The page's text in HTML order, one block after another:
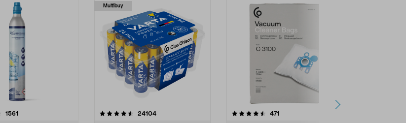
1561
Multibuy
4.5viidestä
24104arvostelut
4.5viidestä
471
4.5viidestä